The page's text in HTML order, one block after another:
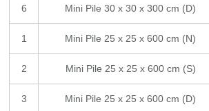
6 Mini Pile 30 x 30 x 300 cm (D)
1 Mini Pile 25 x 25 x 600 cm (N)
2 Mini Pile 25 x 25 x 600 cm (S)
3 Mini Pile 25 x 25 x 600 cm (D)